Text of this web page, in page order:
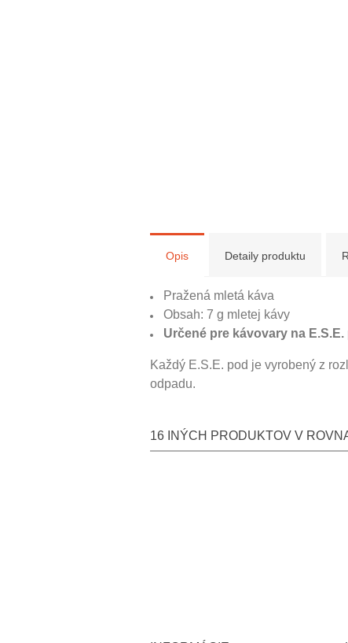
Opis Detaily produktu
Pražená mletá káva
Obsah: 7 g mletej kávy
Určené pre kávovary na
Každý E.S.E. pod je vyrobený z
odpadu.
16 INÝCH PRODUKTOV V